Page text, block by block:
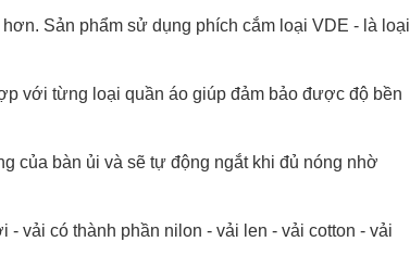
Sản phẩm sử dụng phích cắm loại VDE - là loại
với từng loại quần áo giúp đảm bảo được độ bền
của bàn ủi và sẽ tự động ngắt khi đủ nóng nhờ
vải có thành phần nilon - vải len - vải cotton - vải